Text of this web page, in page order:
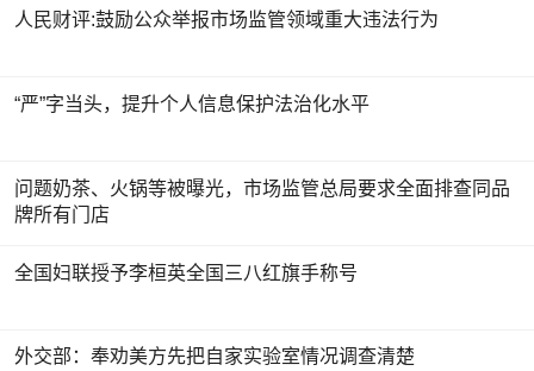
人民财评:鼓励公众举报市场监管领域重大违法行为
“严”字当头，提升个人信息保护法治化水平
问题奶茶、火锅等被曝光，市场监管总局要求全面排查同品
牌所有门店
全国妇联授予李桓英全国三八红旗手称号
外交部：奉劝美方先把自家实验室情况调查清楚